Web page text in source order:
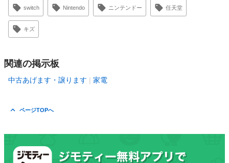
switch Nintendo ニンテンドー 任天堂
キズ
関連の掲示板
中古あげます・譲ります 家電
ページTOPへ